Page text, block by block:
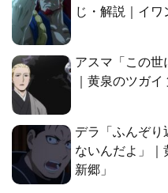
じ・解説｜イワ
アスマ「この世
｜黄泉のツガ
デラ「ふんぞり
ないんだよ」｜
新郷」